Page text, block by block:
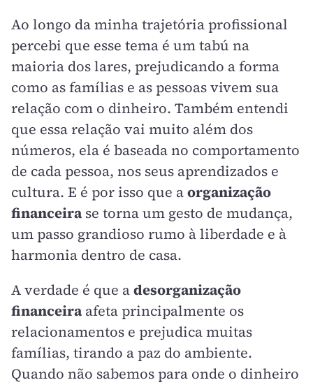
Ao longo da minha trajetória profissional
percebi que esse tema é um tabú na
maioria dos lares, prejudicando a forma
como as famílias e as pessoas vivem sua
relação com o dinheiro. Também entendi
que essa relação vai muito além dos
números, ela é baseada no comportamento
de cada pessoa, nos seus aprendizados e
cultura. E é por isso que aorganização
financeirase torna um gesto de mudança,
um passo grandioso rumo à liberdade e à
harmonia dentro de casa.
A verdade é que adesorganização
financeiraafeta principalmente os
relacionamentos e prejudica muitas
famílias, tirando a paz do ambiente.
Quando não sabemos para onde o dinheiro